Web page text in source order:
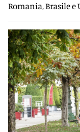
Romania, Brasile e